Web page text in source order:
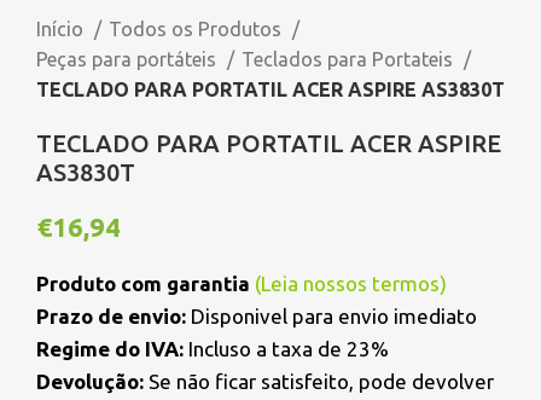
Início
Todos os Produtos
Peças para portáteis
Teclados para Portateis
TECLADO PARA PORTATIL ACER ASPIRE AS3830T
TECLADO PARA PORTATIL ACER ASPIRE
AS3830T
€16,94
Produto com garantia (Leia nossos termos)
Prazo de envio: Disponivel para envio imediato
Regime do IVA: Incluso a taxa de 23%
Devolução: Se não ficar satisfeito, pode devolver